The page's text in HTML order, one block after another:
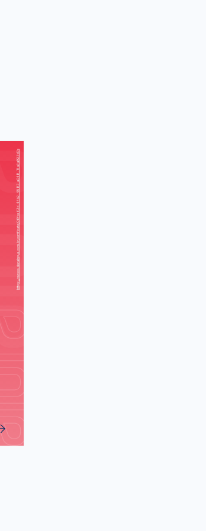
https://cursos.aluralingua.com.br/certificate/06fca63d-44b2-4587-a048-15a3a1f23d7a